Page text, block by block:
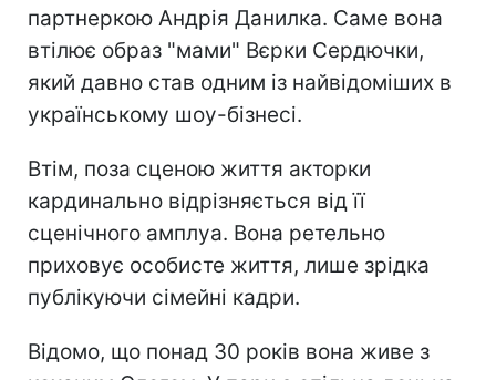
партнеркою Андрія Данилка. Саме вона
втілює образ "мами" Вєрки Сердючки,
який давно став одним із найвідоміших в
українському шоу-бізнесі.
Втім, поза сценою життя акторки
кардинально відрізняється від її
сценічного амплуа. Вона ретельно
приховує особисте життя, лише зрідка
публікуючи сімейні кадри.
Відомо, що понад 30 років вона живе з